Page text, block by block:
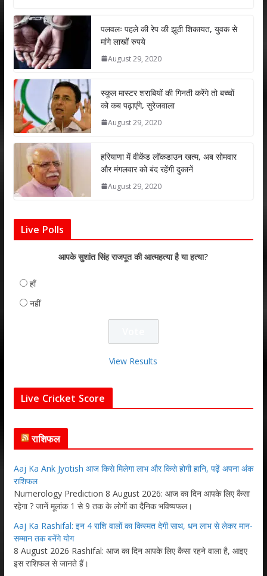
at
s
A
p
p
e
b
o
k
er e
dI
n
l e
पलवलः पहले की रेप की झूठी शिकायत, युवक से
मांगे लाखों रुपये
August 29, 2020
स्कूल मास्टर शराबियों की गिनती करेंगे तो बच्चों
को कब पढ़ाएंगे, सुरेजवाला
August 29, 2020
हरियाणा में वीकेंड लॉकडाउन खत्म, अब सोमवार
और मंगलवार को बंद रहेंगी दुकानें
August 29, 2020
Live Polls
आपके सुशांत सिंह राजपूत की आत्महत्या है या हत्या?
हाँ
नहीं
View Results
Live Cricket Score
राशिफल
Aaj Ka Ank Jyotish आज किसे मिलेगा लाभ और किसे होगी हानि, पढ़ें अपना अंक
राशिफल
Numerology Prediction 8 August 2026: आज का दिन आपके लिए कैसा
रहेगा ? जानें मूलांक 1 से 9 तक के लोगों का दैनिक भविष्यफल।
Aaj Ka Rashifal: इन 4 राशि वालों का किस्मत देगी साथ, धन लाभ से लेकर मान-
सम्मान तक बनेंगे योग
8 August 2026 Rashifal: आज का दिन आपके लिए कैसा रहने वाला है, आइए
इस राशिफल से जानते हैं।